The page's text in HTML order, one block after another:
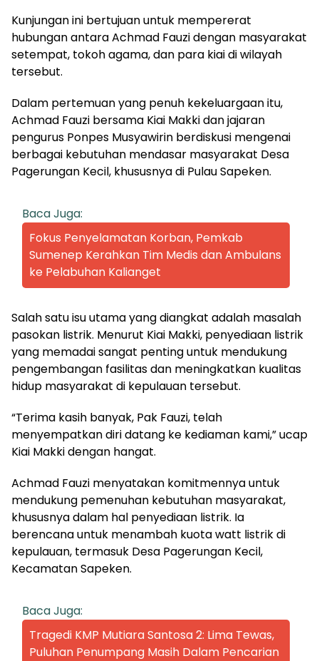
Kunjungan ini bertujuan untuk mempererat
hubungan antara Achmad Fauzi dengan masyarakat
setempat, tokoh agama, dan para kiai di wilayah
tersebut.
Dalam pertemuan yang penuh kekeluargaan itu,
Achmad Fauzi bersama Kiai Makki dan jajaran
pengurus Ponpes Musyawirin berdiskusi mengenai
berbagai kebutuhan mendasar masyarakat Desa
Pagerungan Kecil, khususnya di Pulau Sapeken.
Baca Juga:
Fokus Penyelamatan Korban, Pemkab
Sumenep Kerahkan Tim Medis dan Ambulans
ke Pelabuhan Kalianget
Salah satu isu utama yang diangkat adalah masalah
pasokan listrik. Menurut Kiai Makki, penyediaan listrik
yang memadai sangat penting untuk mendukung
pengembangan fasilitas dan meningkatkan kualitas
hidup masyarakat di kepulauan tersebut.
“Terima kasih banyak, Pak Fauzi, telah
menyempatkan diri datang ke kediaman kami,” ucap
Kiai Makki dengan hangat.
Achmad Fauzi menyatakan komitmennya untuk
mendukung pemenuhan kebutuhan masyarakat,
khususnya dalam hal penyediaan listrik. Ia
berencana untuk menambah kuota watt listrik di
kepulauan, termasuk Desa Pagerungan Kecil,
Kecamatan Sapeken.
Baca Juga:
Tragedi KMP Mutiara Santosa 2: Lima Tewas,
Puluhan Penumpang Masih Dalam Pencarian